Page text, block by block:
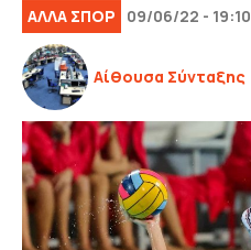
ΑΛΛΑ ΣΠΟΡ 09/06/22 - 19:10
Αίθουσα Σύνταξης